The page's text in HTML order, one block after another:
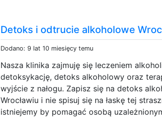
Detoks i odtrucie alkoholowe
Dodano: 9 lat 10 miesięcy temu
Nasza klinika zajmuję się leczeniem
detoksykację, detoks alkoholowy oraz
wyjście z nałogu. Zapisz się na detoks
Wrocławiu i nie spisuj się na łaskę tej
istniejemy by pomagać osobą